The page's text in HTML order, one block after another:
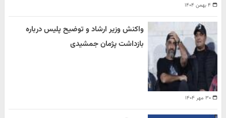
۴ بهمن ۱۴۰۴
۳۰ مهر ۱۴۰۴
واکنش وزیر ارشاد و توضیح پلیس درباره
بازداشت پژمان جمشیدی